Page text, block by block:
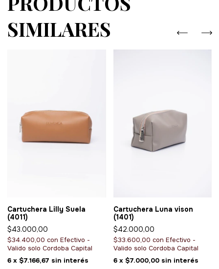
SIMILARES
Cartuchera Lilly Suela
(4011)
$43.000,00
$34.400,00 con Efectivo -
Valido solo Cordoba Capital
6 x $7.166,67 sin interés
Cartuchera Luna vison
(1401)
$42.000,00
$33.600,00 con Efectivo -
Valido solo Cordoba Capital
6 x $7.000,00 sin interés